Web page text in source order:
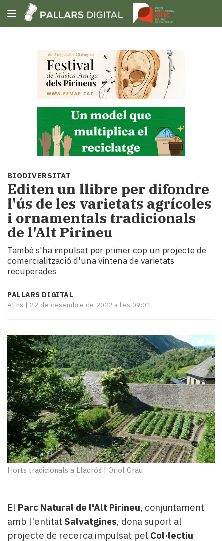
Subscriu-t'hi
Portada
Societat
Política
i
municipis
Economia
i
Cultura
Esports
Mai
TV
i
El
temps
Reportatges
Entrevistes
Enquestes
A
escena!
Dis
la
teva!
Subscriptors
La
newsletter
Contingut
patrocinat
Lo
BIODIVERSITAT
Editen un llibre per difondre
l'ús de les varietats agrícoles
i ornamentals tradicionals
de l'Alt Pirineu
També s'ha impulsat per primer cop un projecte de
comercialització d'una vintena de varietats
recuperades
PALLARS DIGITAL
Alins | 22 de desembre de 2022 a les 09:01
Horts tradicionals a Lladrós | Oriol Grau
El Parc Natural de l'Alt Pirineu, conjuntament
amb l'entitat Salvatgines, dona suport al
projecte de recerca impulsat pel Col·lectiu